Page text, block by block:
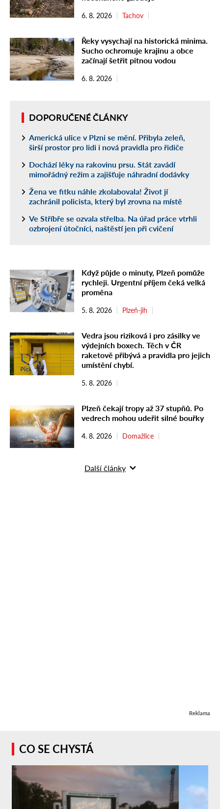
6. 8. 2026 Tachov
Řeky vysychají na historická minima.
Sucho ochromuje krajinu a obce
začínají šetřit pitnou vodou
6. 8. 2026
DOPORUČENÉ ČLÁNKY
Americká ulice v Plzni se mění. Přibyla zeleň,
širší prostor pro lidi i nová pravidla pro řidiče
Dochází léky na rakovinu prsu. Stát zavádí
mimořádný režim a zajišťuje náhradní dodávky
Žena ve fitku náhle zkolabovala! Život jí
zachránil policista, který byl zrovna na místě
Ve Stříbře se ozvala střelba. Na úřad práce vtrhli
ozbrojení útočníci, naštěstí jen při cvičení
Když půjde o minuty, Plzeň pomůže
rychleji. Urgentní příjem čeká velká
proměna
5. 8. 2026 Plzeň-jih
Vedra jsou riziková i pro zásilky ve
výdejních boxech. Těch v ČR
raketově přibývá a pravidla pro jejich
umístění chybí.
5. 8. 2026
Plzeň čekají tropy až 37 stupňů. Po
vedrech mohou udeřit silné bouřky
4. 8. 2026 Domažlice
Další články
Reklama
CO SE CHYSTÁ